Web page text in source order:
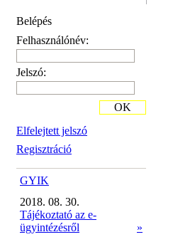
Belépés
Felhasználónév:
Jelszó:
Elfelejtett jelszó
Regisztráció
OK
GYIK
2018. 08. 30.
Tájékoztató az e-
ügyintézésről
»